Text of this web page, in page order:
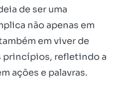
de ser uma
não apenas em
em viver de
princípios, refletindo a
ações e palavras.